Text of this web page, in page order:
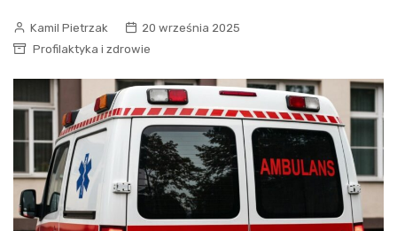
Kamil Pietrzak
20 września 2025
Profilaktyka i zdrowie